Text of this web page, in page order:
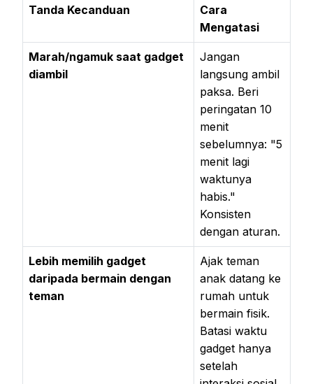
Tanda Kecanduan
Cara
Mengatasi
Marah/ngamuk saat gadget
diambil
Jangan
langsung ambil
paksa. Beri
peringatan 10
menit
sebelumnya: "5
menit lagi
waktunya
habis."
Konsisten
dengan aturan.
Lebih memilih gadget
daripada bermain dengan
teman
Ajak teman
anak datang ke
rumah untuk
bermain fisik.
Batasi waktu
gadget hanya
setelah